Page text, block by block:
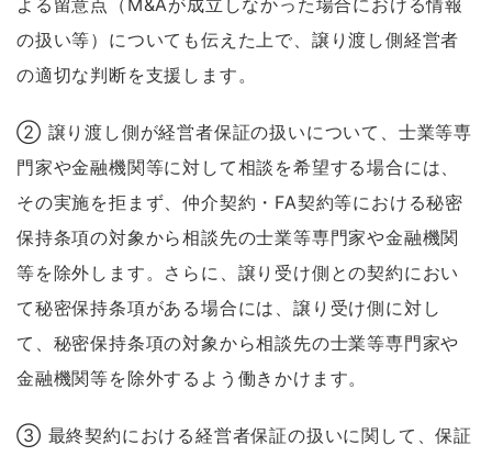
よる留意点（M&Aが成立しなかった場合における情報
の扱い等）についても伝えた上で、譲り渡し側経営者
の適切な判断を支援します。
② 譲り渡し側が経営者保証の扱いについて、士業等専
門家や金融機関等に対して相談を希望する場合には、
その実施を拒まず、仲介契約・FA契約等における秘密
保持条項の対象から相談先の士業等専門家や金融機関
等を除外します。さらに、譲り受け側との契約におい
て秘密保持条項がある場合には、譲り受け側に対し
て、秘密保持条項の対象から相談先の士業等専門家や
金融機関等を除外するよう働きかけます。
③ 最終契約における経営者保証の扱いに関して、保証